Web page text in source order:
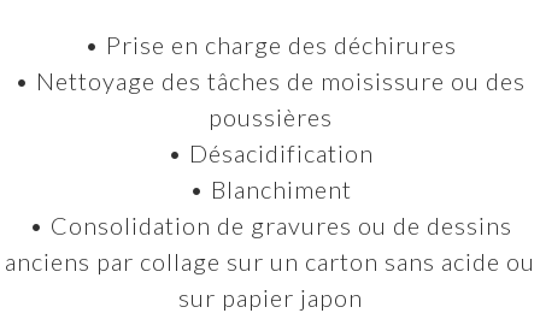
• Prise en charge des déchirures
• Nettoyage des tâches de moisissure ou des
poussières
• Désacidification
• Blanchiment
• Consolidation de gravures ou de dessins
anciens par collage sur un carton sans acide ou
sur papier japon